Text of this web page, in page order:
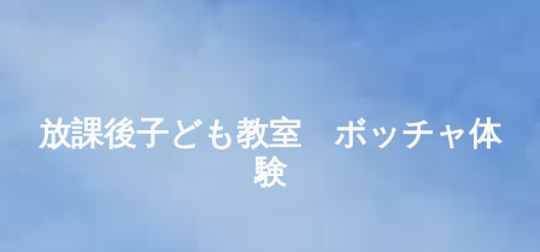
放課後子ども教室 ボッチャ体
験